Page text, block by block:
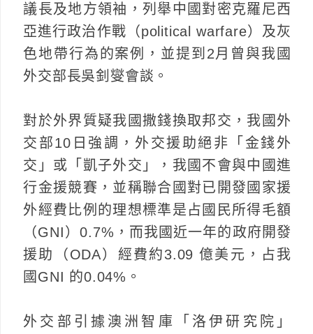
議長及地方領袖，列舉中國對密克羅尼西
亞進行政治作戰（political warfare）及灰
色地帶行為的案例，並提到2月曾與我國
外交部長吳釗燮會談。
對於外界質疑我國撒錢換取邦交，我國外
交部10日強調，外交援助絕非「金錢外
交」或「凱子外交」，我國不會與中國進
行金援競賽，並稱聯合國對已開發國家援
外經費比例的理想標準是占國民所得毛額
（GNI）0.7%，而我國近一年的政府開發
援助（ODA）經費約3.09 億美元，占我
國GNI 的0.04%。
外交部引據澳洲智庫「洛伊研究院」